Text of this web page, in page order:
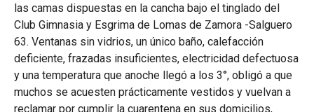
las camas dispuestas en la cancha bajo el tinglado del
Club Gimnasia y Esgrima de Lomas de Zamora -Salguero
63. Ventanas sin vidrios, un único baño, calefacción
deficiente, frazadas insuficientes, electricidad defectuosa
y una temperatura que anoche llegó a los 3°, obligó a que
muchos se acuesten prácticamente vestidos y vuelvan a
reclamar por cumplir la cuarentena en sus domicilios,